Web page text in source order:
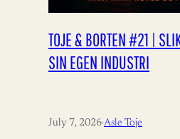
TOJE & BORTEN #21 |
SIN EGEN INDUSTRI
July 7, 2026·Asle Toje